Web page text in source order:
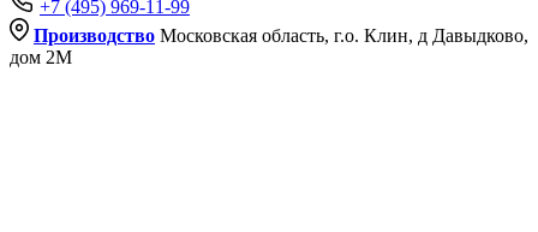
+7 (495) 969-11-99
Производство Московская область, г.о. Клин, д Давыдково,
дом 2М